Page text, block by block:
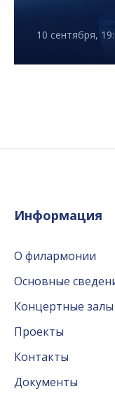
10 сентября,
Информация
О филармонии
Основные
Концертные залы
Проекты
Контакты
Документы